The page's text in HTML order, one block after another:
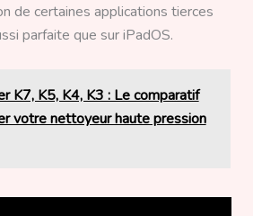
de certaines applications tierces
parfaite que sur iPadOS.
K7, K5, K4, K3 : Le comparatif
votre nettoyeur haute pression